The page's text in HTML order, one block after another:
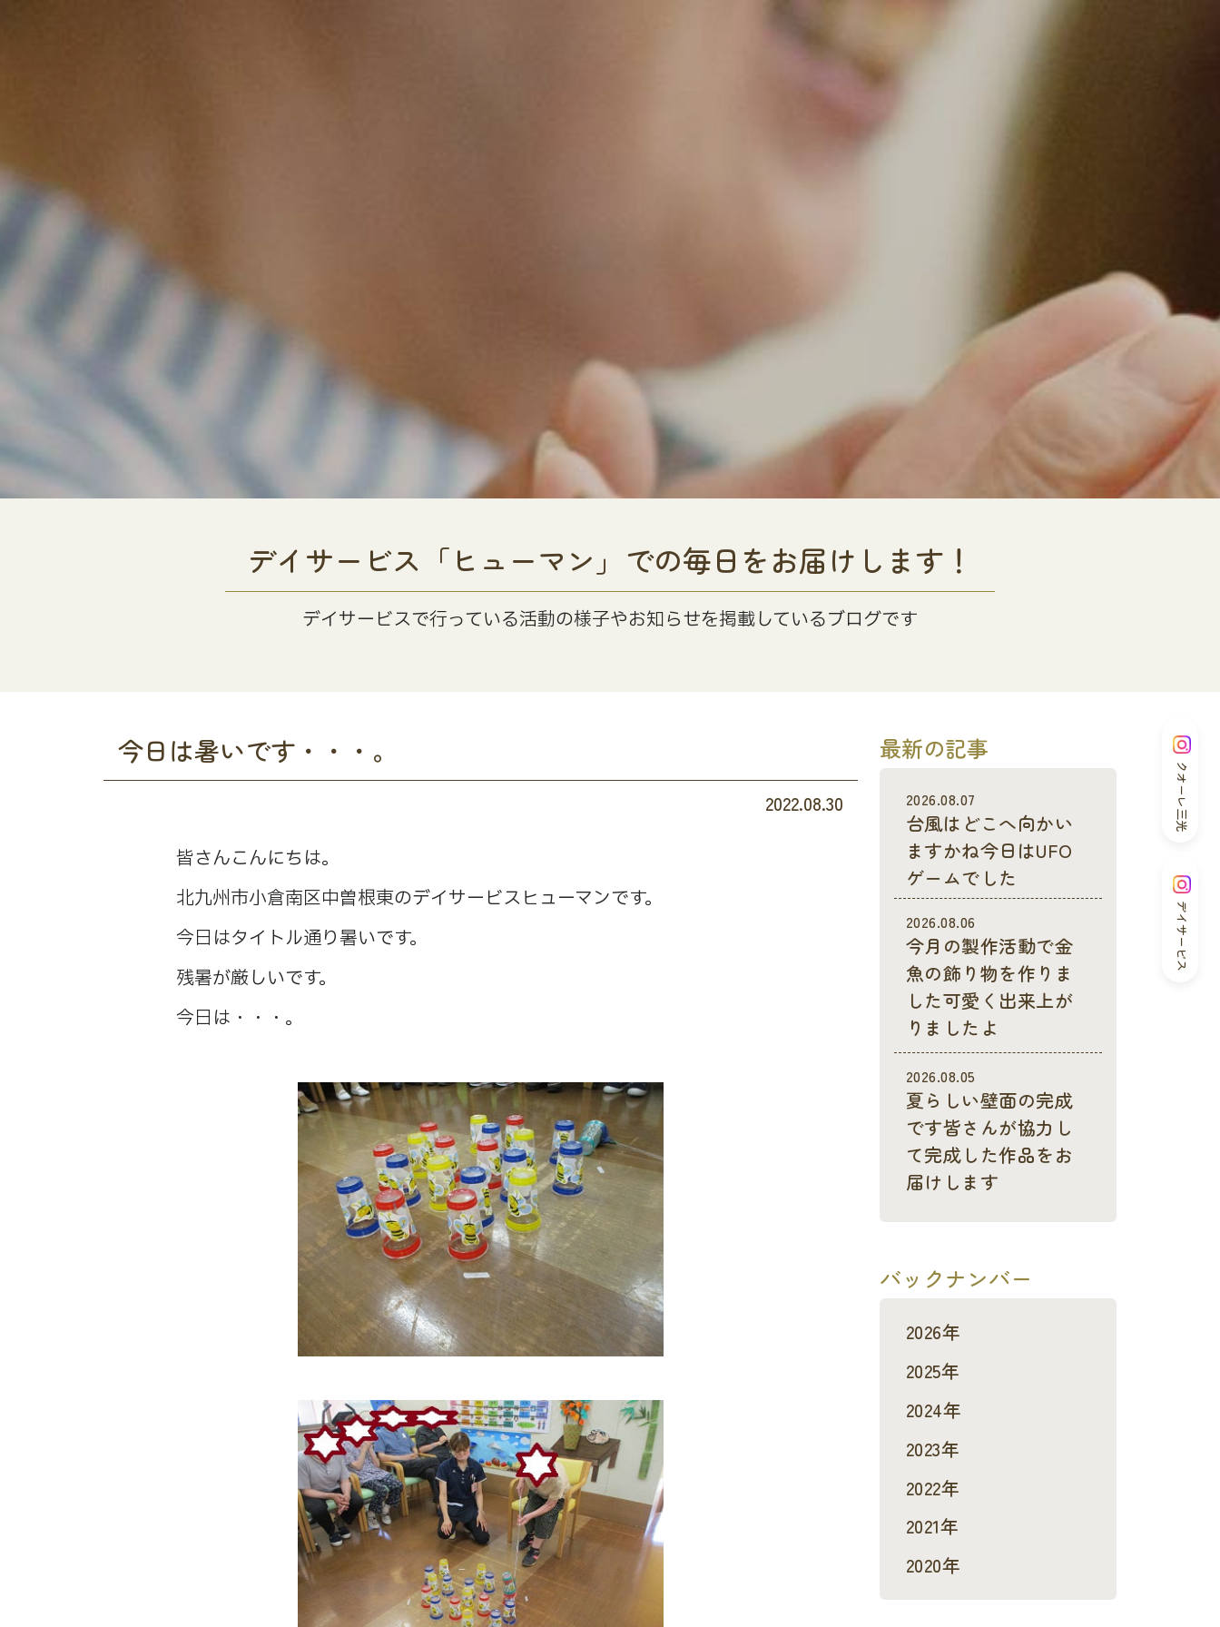
クオーレ三光
デイサービス
デイサービス「ヒューマン」での毎日をお届けします！
デイサービスで行っている活動の様子やお知らせを掲載しているブログです
今日は暑いです・・・。
2022.08.30
皆さんこんにちは。
北九州市小倉南区中曽根東のデイサービスヒューマンです。
今日はタイトル通り暑いです。
残暑が厳しいです。
今日は・・・。
最新の記事
2026.08.07
台風はどこへ向かい
ますかね今日はUFO
ゲームでした
2026.08.06
今月の製作活動で金
魚の飾り物を作りま
した可愛く出来上が
りましたよ
2026.08.05
夏らしい壁面の完成
です皆さんが協力し
て完成した作品をお
届けします
バックナンバー
2026年
2025年
2024年
2023年
2022年
2021年
2020年